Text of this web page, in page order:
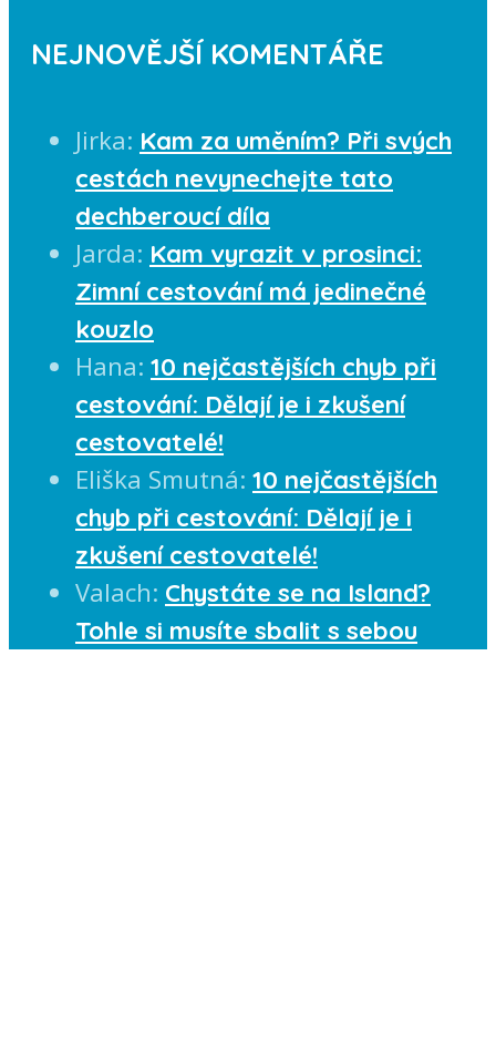
NEJNOVĚJŠÍ KOMENTÁŘE
Jirka: Kam za uměním? Při svých
cestách nevynechejte tato
dechberoucí díla
Jarda: Kam vyrazit v prosinci:
Zimní cestování má jedinečné
kouzlo
Hana: 10 nejčastějších chyb při
cestování: Dělají je i zkušení
cestovatelé!
Eliška Smutná: 10 nejčastějších
chyb při cestování: Dělají je i
zkušení cestovatelé!
Valach: Chystáte se na Island?
Tohle si musíte sbalit s sebou